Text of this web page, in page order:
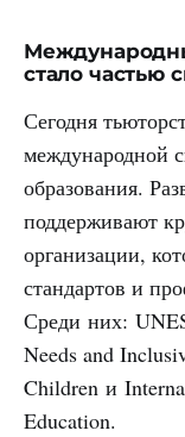
стало частью
Сегодня
международной
образования.
поддерживают
организации,
стандартов и
Среди них:
Needs and
Children и
Education.